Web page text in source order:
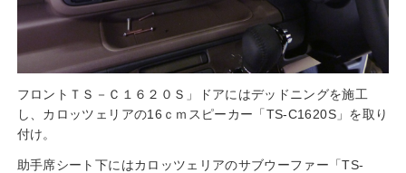
フロントＴＳ－Ｃ１６２０Ｓ」ドアにはデッドニングを施工
し、カロッツェリアの16ｃｍスピーカー「TS-C1620S」を取り
付け。
助手席シート下にはカロッツェリアのサブウーファー「TS-